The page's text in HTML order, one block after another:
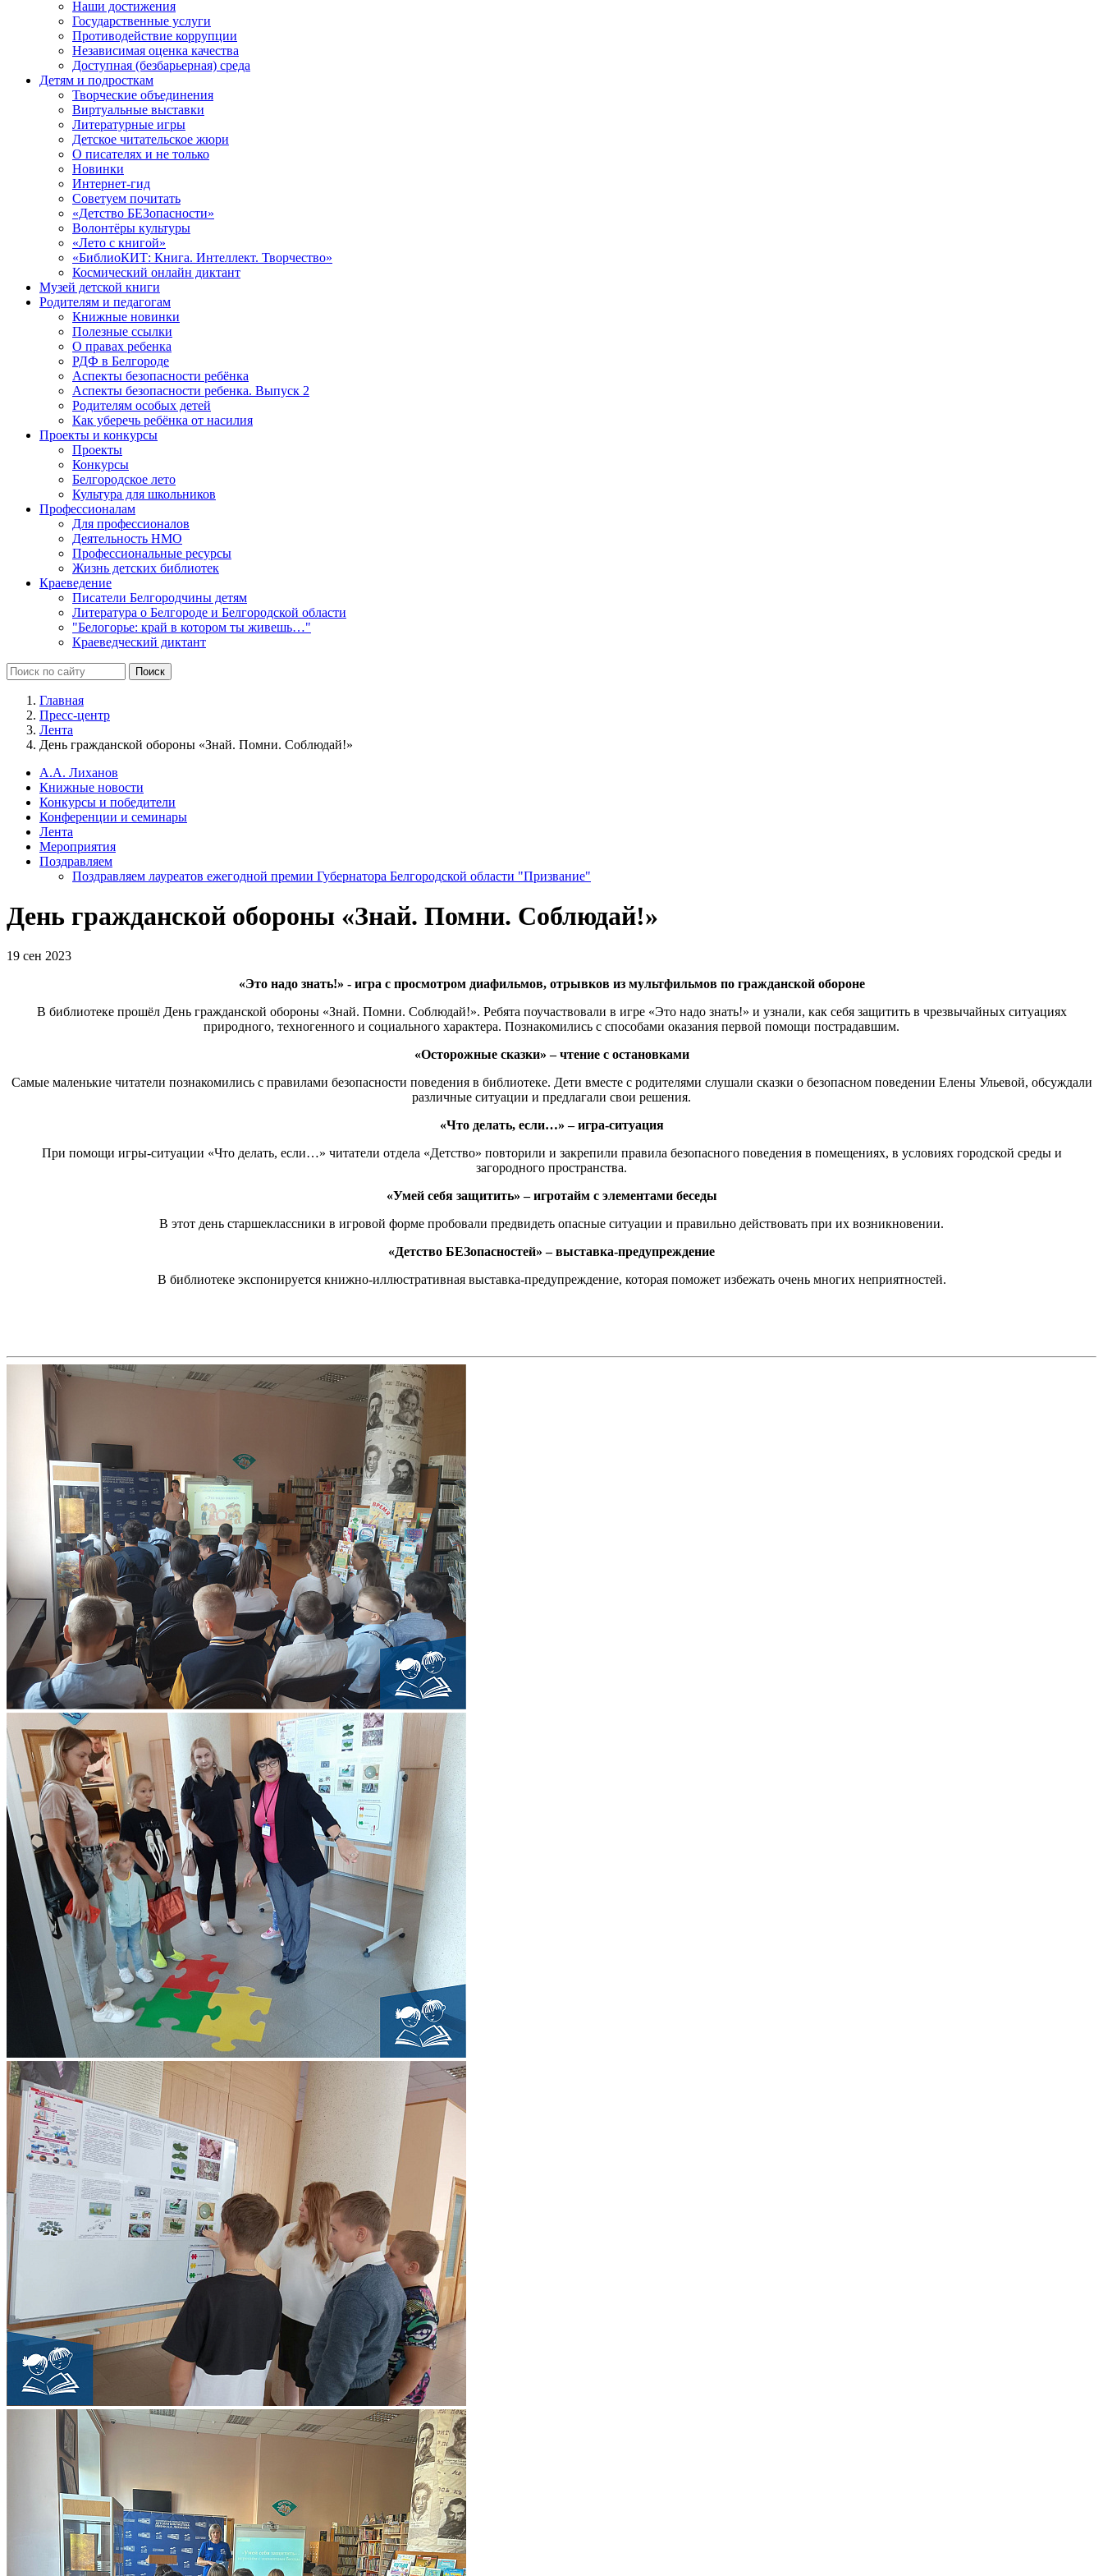
Наши достижения
Государственные услуги
Противодействие коррупции
Независимая оценка качества
Доступная (безбарьерная) среда
Детям и подросткам
Творческие объединения
Виртуальные выставки
Литературные игры
Детское читательское жюри
О писателях и не только
Новинки
Интернет-гид
Советуем почитать
«Детство БЕЗопасности»
Волонтёры культуры
«Лето с книгой»
«БиблиоКИТ: Книга. Интеллект. Творчество»
Космический онлайн диктант
Музей детской книги
Родителям и педагогам
Книжные новинки
Полезные ссылки
О правах ребенка
РДФ в Белгороде
Аспекты безопасности ребёнка
Аспекты безопасности ребенка. Выпуск 2
Родителям особых детей
Как уберечь ребёнка от насилия
Проекты и конкурсы
Проекты
Конкурсы
Белгородское лето
Культура для школьников
Профессионалам
Для профессионалов
Деятельность НМО
Профессиональные ресурсы
Жизнь детских библиотек
Краеведение
Писатели Белгородчины детям
Литература о Белгороде и Белгородской области
"Белогорье: край в котором ты живешь…"
Краеведческий диктант
Главная
Пресс-центр
Лента
День гражданской обороны «Знай. Помни. Соблюдай!»
А.А. Лиханов
Книжные новости
Конкурсы и победители
Конференции и семинары
Лента
Мероприятия
Поздравляем
Поздравляем лауреатов ежегодной премии Губернатора Белгородской области "Призвание"
День гражданской обороны «Знай. Помни. Соблюдай!»
19 сен 2023
«Это надо знать!» - игра с просмотром диафильмов, отрывков из мультфильмов по гражданской обороне
В библиотеке прошёл День гражданской обороны «Знай. Помни. Соблюдай!». Ребята поучаствовали в игре «Это надо знать!» и узнали, как себя защитить в чрезвычайных ситуациях
природного, техногенного и социального характера. Познакомились с способами оказания первой помощи пострадавшим.
«Осторожные сказки» – чтение с остановками
Самые маленькие читатели познакомились с правилами безопасности поведения в библиотеке. Дети вместе с родителями слушали сказки о безопасном поведении Елены Ульевой, обсуждали
различные ситуации и предлагали свои решения.
«Что делать, если…»–игра-ситуация
При помощи игры-ситуации «Что делать, если…» читатели отдела «Детство» повторили и закрепили правила безопасного поведения в помещениях, в условиях городской среды и
загородного пространства.
«Умей себя защитить»–игротайм с элементами беседы
В этот день старшеклассники в игровой форме пробовали предвидеть опасные ситуации и правильно действовать при их возникновении.
«Детство БЕЗопасностей» – выставка-предупреждение
В библиотеке экспонируется книжно-иллюстративная выставка-предупреждение, которая поможет избежать очень многих неприятностей.